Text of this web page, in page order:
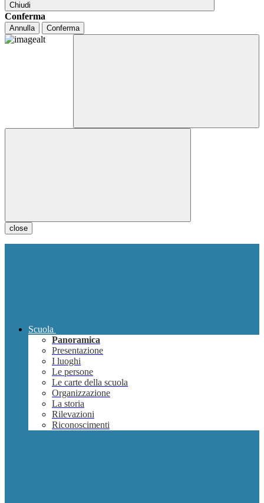
Chiudi
Conferma
Annulla Conferma
close
Scuola
Panoramica
Presentazione
I luoghi
Le persone
Le carte della scuola
Organizzazione
La storia
Rilevazioni
Riconoscimenti